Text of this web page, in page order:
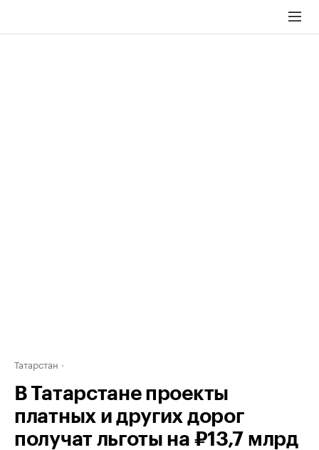
Татарстан
В Татарстане проекты
платных и других дорог
получат льготы на ₽13,7 млрд